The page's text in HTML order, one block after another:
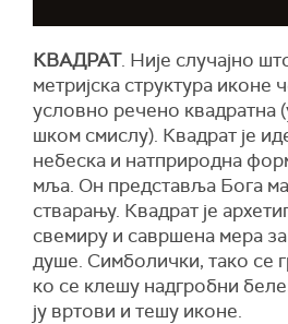
КВА­ДРАТ. Ни­је слу­чај­но
ме­триј­ска струк­ту­ра ико­не
услов­но ре­че­но
шком сми­слу). Ква­драт је
не­бе­ска и нат­при­род­на
мља. Он пред­ста­вља Бо­га
ства­ра­њу. Ква­драт је
све­ми­ру и са­вр­ше­на ме­ра
ду­ше. Сим­бо­лич­ки, та­ко се
ко се кле­шу над­гроб­ни
ју вр­то­ви и те­шу ико­не.